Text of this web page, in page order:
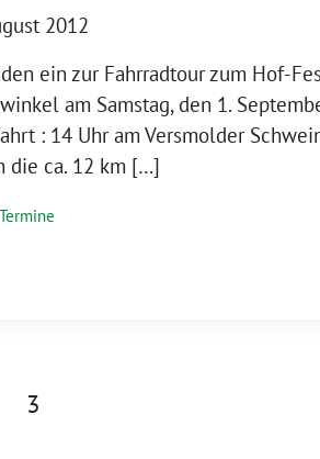
2012
ein zur Fahrradtour zum Hof-
am Samstag, den 1.
: 14 Uhr am Versmolder
die ca. 12 km […]
Termine
3